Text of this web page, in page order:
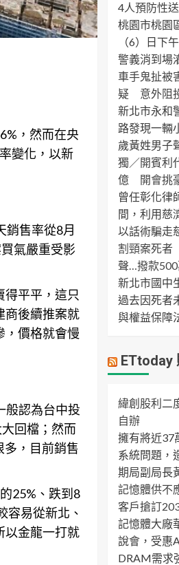
，然而在央
率變化，以新
銷售率從8月
氣嚴重受影
得平平，這只
商後續推案就
，價格就會慢
般認為台中投
回檔；然而
多，目前銷售
25%、跌到8
容易從新北、
以金龍一打就
4人預防性
桃園市桃園
（6）日下
警義消到場
車手鬼扯被
疑 意外阻
新北市永和
路發現一輛
歲黃姓男子
獨／開賓利
億 開會挑
曾任彰化律
間，利用慈
以話術騙走
割頸案死者
聲…撥款
新北市國中
過去因死者
與權益保障
ETtoday
緯創股利二
自辦
擁有將近37
系統問題，
期局副局長
記憶體供不
客戶搶訂
記憶體大廠
說會，受惠
DRAM需求